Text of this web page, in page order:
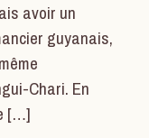
avoir un
guyanais,
Chari. En
[…]